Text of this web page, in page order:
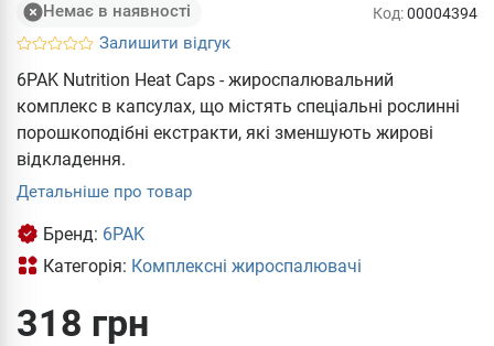
Немає в наявності
Залишити відгук
Код:00004394
6PAK Nutrition Heat Caps - жироспалювальний
комплекс в капсулах, що містять спеціальні рослинні
порошкоподібні екстракти, які зменшують жирові
відкладення.
Детальніше про товар
Бренд: 6PAK
Категорія: Комплексні жироспалювачі
318 грн